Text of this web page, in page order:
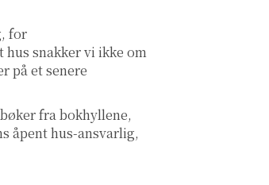
for
snakker vi ikke om
på et senere
fra bokhyllene,
åpent hus-ansvarlig,